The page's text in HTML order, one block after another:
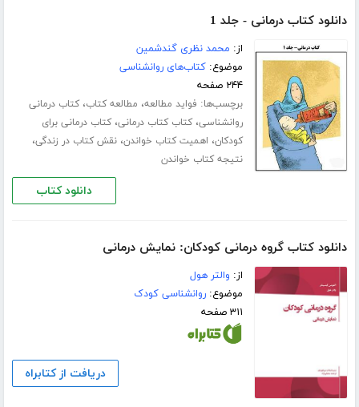
دانلود کتاب درمانی - جلد 1
از: محمد نظری گندشمین
موضوع:کتاب‌های روانشناسی
۲۴۴ صفحه
برچسب‌ها: فواید مطالعه، مطالعه کتاب،کتاب درمانی
روانشناسی،کتاب کتاب درمانی،کتاب درمانی برای
کودکان، اهمیت کتاب خواندن،نقش کتاب در زندگی،
نتیجه کتاب خواندن
دانلود کتاب
دانلود کتاب گروه درمانی کودکان: نمایش درمانی
از: والتر هول
موضوع:روانشناسی کودک
۳۱۱ صفحه
دریافت از کتابراه